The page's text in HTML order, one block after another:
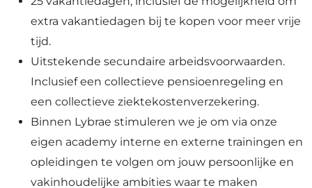
extra vakantiedagen bij te kopen voor meer vrije
tijd.
Uitstekende secundaire arbeidsvoorwaarden.
Inclusief een collectieve pensioenregeling en
een collectieve ziektekostenverzekering.
Binnen Lybrae stimuleren we je om via onze
eigen academy interne en externe trainingen en
opleidingen te volgen om jouw persoonlijke en
vakinhoudelijke ambities waar te maken